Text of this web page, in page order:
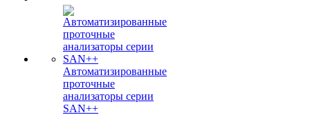
Автоматизированные
проточные
анализаторы серии
SAN++